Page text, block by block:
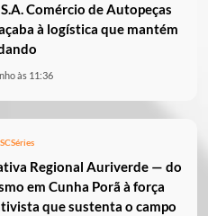
Comércio de Autopeças
à logística que mantém
às 11:36
Séries
Regional Auriverde — do
em Cunha Porã à força
que sustenta o campo